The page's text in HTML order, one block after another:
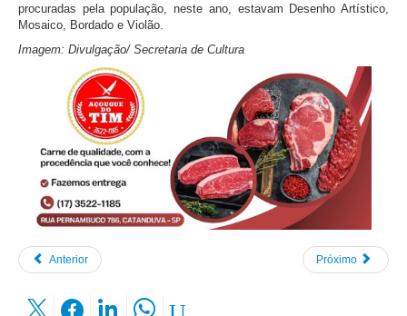
procuradas pela população, neste ano, estavam Desenho Artístico,
Mosaico, Bordado e Violão.
Imagem: Divulgação/ Secretaria de Cultura
Anterior Próximo